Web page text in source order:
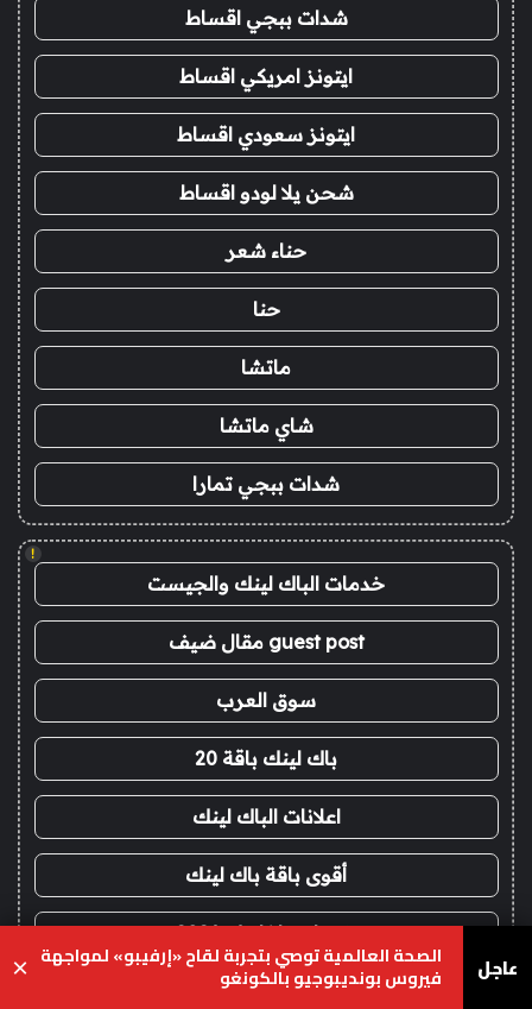
شدات ببجي اقساط
ايتونز امريكي اقساط
ايتونز سعودي اقساط
شحن يلا لودو اقساط
حناء شعر
حنا
ماتشا
شاي ماتشا
شدات ببجي تمارا
!
خدمات الباك لينك والجيست
guest post مقال ضيف
سوق العرب
باك لينك باقة 20
اعلانات الباك لينك
أقوى باقة باك لينك
خدمات با كلينك 2026
موقع تجاربنا تجارب الحياه
عاجل الصحة العالمية توصي بتجربة لقاح «إرفيبو» لمواجهة
فيروس بونديبوجيو بالكونغو ×